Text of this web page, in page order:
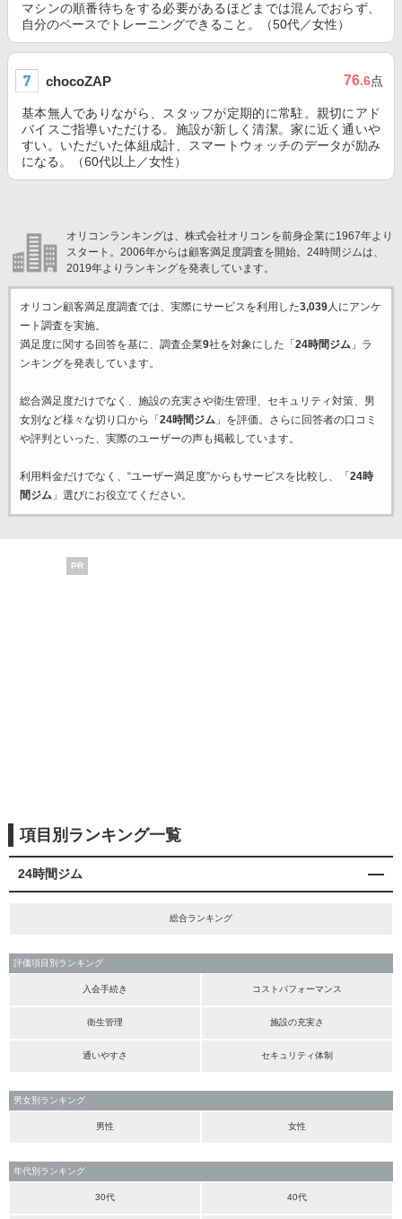
マシンの順番待ちをする必要があるほどまでは混んでおらず、
自分のペースでトレーニングできること。（50代／女性）
chocoZAP 76.6点
基本無人でありながら、スタッフが定期的に常駐。親切にアド
バイスご指導いただける。施設が新しく清潔。家に近く通いや
すい。いただいた体組成計、スマートウォッチのデータが励み
になる。（60代以上／女性）
オリコンランキングは、株式会社オリコンを前身企業に1967年より
スタート。2006年からは顧客満足度調査を開始。24時間ジムは、
2019年よりランキングを発表しています。
オリコン顧客満足度調査では、実際にサービスを利用した3,039人にアンケ
ート調査を実施。
満足度に関する回答を基に、調査企業9社を対象にした「 24時間ジム」ラ
ンキングを発表しています。
総合満足度だけでなく、施設の充実さや衛生管理、セキュリティ対策、男
女別など様々な切り口から「 24時間ジム」を評価。さらに回答者の口コミ
や評判といった、実際のユーザーの声も掲載しています。
利用料金だけでなく、“ユーザー満足度”からもサービスを比較し、「 24時
間ジム」選びにお役立てください。
PR
項目別ランキング一覧
24時間ジム
総合ランキング
評価項目別ランキング
入会手続き コストパフォーマンス
衛生管理 施設の充実さ
通いやすさ セキュリティ体制
男女別ランキング
男性 女性
年代別ランキング
30代 40代